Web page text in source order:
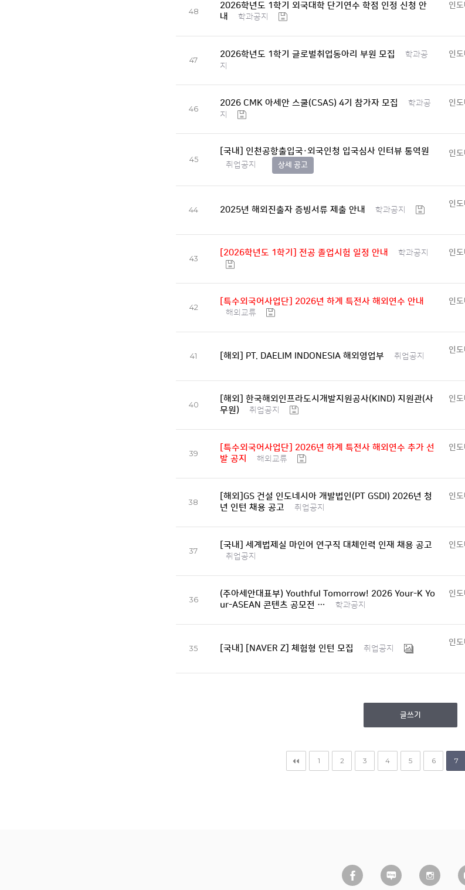
48
2026학년도 1학기 외국대학 단기연수 학점 인정 신청 안
내
학과공지
인
47
2026학년도 1학기 글로벌취업동아리 부원 모집
학과공
지
인
46
2026 CMK 아세안 스쿨(CSAS) 4기 참가자 모집
학과공
지
인
45
[국내] 인천공항출입국·외국인청 입국심사 인터뷰 통역원
취업공지 상세 공고
인
44 2025년 해외진출자 증빙서류 제출 안내 학과공지
인
43
[2026학년도 1학기] 전공 졸업시험 일정 안내 학과공지
인
42
[특수외국어사업단] 2026년 하계 특전사 해외연수 안내
해외교류
인
41 [해외] PT. DAELIM INDONESIA 해외영업부 취업공지
인
40
[해외] 한국해외인프라도시개발지원공사(KIND) 지원관(사
무원)
취업공지
인
39
[특수외국어사업단] 2026년 하계 특전사 해외연수 추가 선
발 공지
해외교류
인
38
[해외]GS 건설 인도네시아 개발법인(PT GSDI) 2026년 청
년 인턴 채용 공고
취업공지
인
37
[국내] 세계법제실 마인어 연구직 대체인력 인재 채용 공고
취업공지
인
36
(주아세안대표부) Youthful Tomorrow! 2026 Your-K Yo
ur-ASEAN 콘텐츠 공모전 …
학과공지
인
35 [국내] [NAVER Z] 체험형 인턴 모집 취업공지
인
글쓰기
1 2 3 4 5 6 7